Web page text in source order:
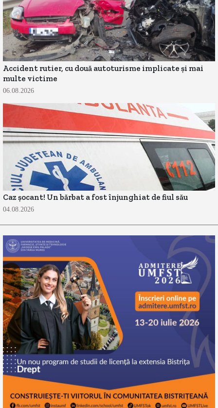
Accident rutier, cu două autoturisme implicate și mai
multe victime
06.08.2026
Caz șocant! Un bărbat a fost înjunghiat de fiul său
04.08.2026